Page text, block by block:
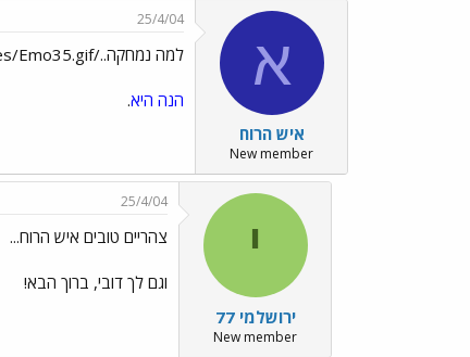
א
איש הרוח
New member
25/4/04
למה נמחקה../images/Emo35.gif
הנה היא.
י
ירושלמי 77
New member
25/4/04
צהריים טובים איש הרוח...
וגם לך דובי, ברוך הבא!